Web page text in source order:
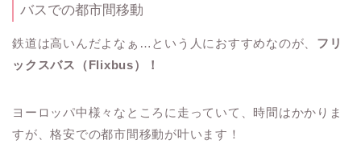
バスでの都市間移動
鉄道は高いんだよなぁ…という人におすすめなのが、 フリ
ックスバス（Flixbus）！
ヨーロッパ中様々なところに走っていて、時間はかかりま
すが、格安での都市間移動が叶います！